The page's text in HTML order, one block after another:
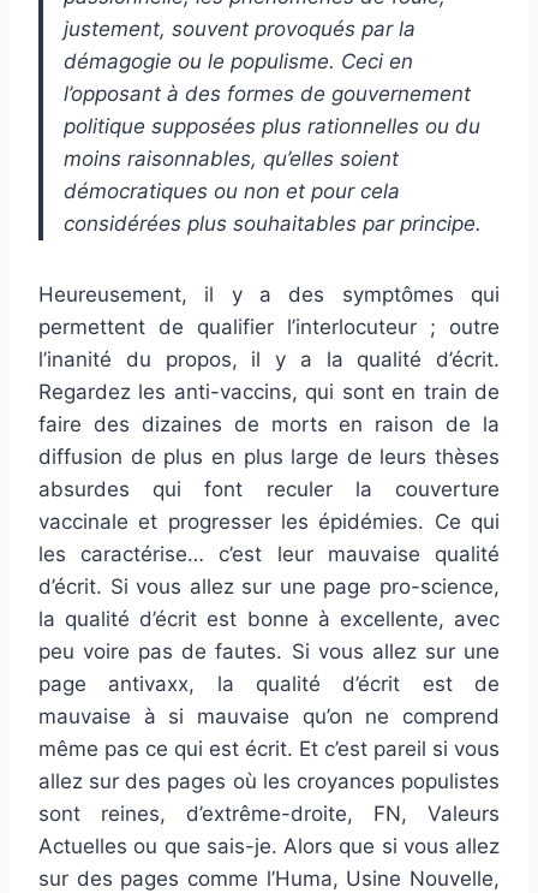
justement, souvent provoqués par la
démagogie ou le populisme. Ceci en
l’opposant à des formes de gouvernement
politique supposées plus rationnelles ou du
moins raisonnables, qu’elles soient
démocratiques ou non et pour cela
considérées plus souhaitables par principe.
Heureusement, il y a des symptômes qui
permettent de qualifier l’interlocuteur ; outre
l’inanité du propos, il y a la qualité d’écrit.
Regardez les anti-vaccins, qui sont en train de
faire des dizaines de morts en raison de la
diffusion de plus en plus large de leurs thèses
absurdes qui font reculer la couverture
vaccinale et progresser les épidémies. Ce qui
les caractérise… c’est leur mauvaise qualité
d’écrit. Si vous allez sur une page pro-science,
la qualité d’écrit est bonne à excellente, avec
peu voire pas de fautes. Si vous allez sur une
page antivaxx, la qualité d’écrit est de
mauvaise à si mauvaise qu’on ne comprend
même pas ce qui est écrit. Et c’est pareil si vous
allez sur des pages où les croyances populistes
sont reines, d’extrême-droite, FN, Valeurs
Actuelles ou que sais-je. Alors que si vous allez
sur des pages comme l’Huma, Usine Nouvelle,